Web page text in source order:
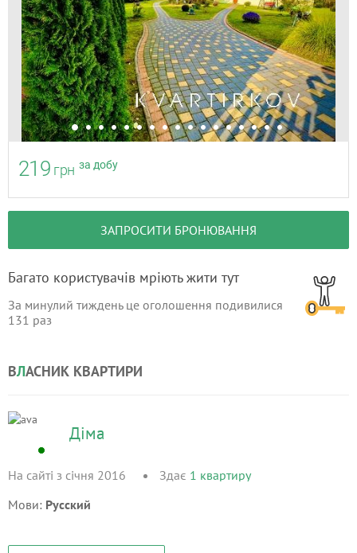
219 грн за добу
ЗАПРОСИТИ БРОНЮВАННЯ
Багато користувачів мріють жити тут
За минулий тиждень це оголошення подивилися
131 раз
ВЛАСНИК КВАРТИРИ
Діма
На сайті з січня 2016 Здає 1 квартиру
Мови: Русский